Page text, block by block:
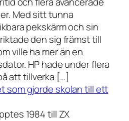
Med sitt tunna
pekskärm och sin
den sig främst till
ville ha mer än en
HP hade under flera
att tillverka […]
som gjorde skolan till ett
1984 till ZX